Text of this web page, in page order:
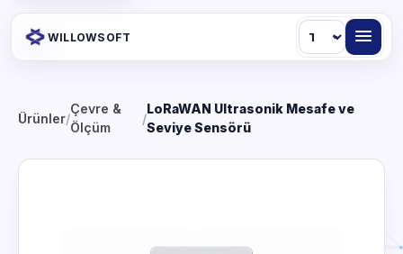
WILLOWSOFT Dil
Ürünler/
Çevre &
Ölçüm
/
LoRaWAN Ultrasonik Mesafe ve
Seviye Sensörü